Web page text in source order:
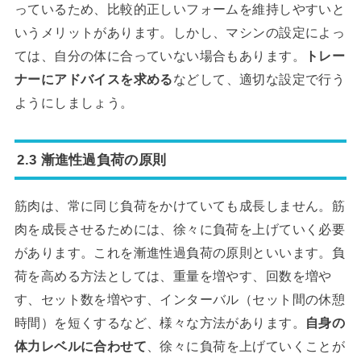
っているため、比較的正しいフォームを維持しやすいと
いうメリットがあります。しかし、マシンの設定によっ
ては、自分の体に合っていない場合もあります。
トレー
ナーにアドバイスを求めるなどして、適切な設定で行う
ようにしましょう。
2.3 漸進性過負荷の原則
筋肉は、常に同じ負荷をかけていても成長しません。筋
肉を成長させるためには、徐々に負荷を上げていく必要
があります。これを漸進性過負荷の原則といいます。負
荷を高める方法としては、重量を増やす、回数を増や
す、セット数を増やす、インターバル（セット間の休憩
時間）を短くするなど、様々な方法があります。
自身の
体力レベルに合わせて 、徐々に負荷を上げていくことが